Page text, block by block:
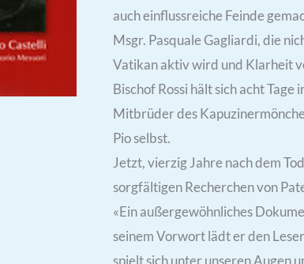
auch einflussreiche Feinde
Msgr. Pasquale Gagliardi, die
Vatikan aktiv wird und Klarheit
Bischof Rossi hält sich acht
Mitbrüder des
Pio selbst.
Jetzt, vierzig Jahre nach dem
sorgfältigen Recherchen von
«Ein außergewöhnliches
seinem Vorwort lädt er den
spielt sich unter unseren Augen